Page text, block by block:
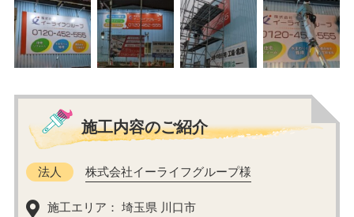
施工内容のご紹介
法人 株式会社イーライフグループ様
施工エリア： 埼玉県 川口市